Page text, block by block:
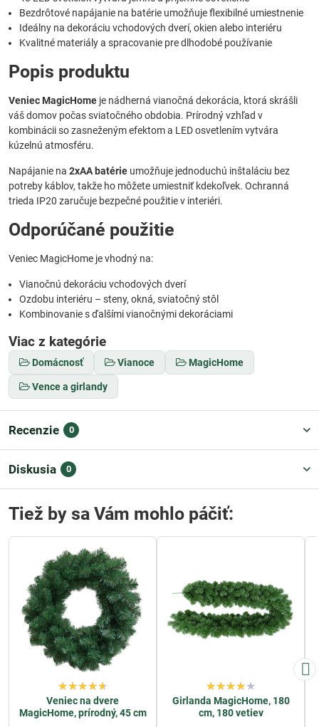
Bezdrôtové napájanie na batérie umožňuje flexibilné umiestnenie
Ideálny na dekoráciu vchodových dverí, okien alebo interiéru
Kvalitné materiály a spracovanie pre dlhodobé používanie
Popis produktu
Veniec MagicHome je nádherná vianočná dekorácia, ktorá skrášli
váš domov počas sviatočného obdobia. Prírodný vzhľad v
kombinácii so zasneženým efektom a LED osvetlením vytvára
kúzelnú atmosféru.
Napájanie na 2xAA batérie umožňuje jednoduchú inštaláciu bez
potreby káblov, takže ho môžete umiestniť kdekoľvek. Ochranná
trieda IP20 zaručuje bezpečné použitie v interiéri.
Odporúčané použitie
Veniec MagicHome je vhodný na:
Vianočnú dekoráciu vchodových dverí
Ozdobu interiéru – steny, okná, sviatočný stôl
Kombinovanie s ďalšími vianočnými dekoráciami
Viac z kategórie
Domácnosť Vianoce MagicHome
Vence a girlandy
Recenzie 0
Diskusia 0
Tiež by sa Vám mohlo páčiť:
Veniec na dvere
MagicHome, prírodný, 45 cm
Girlanda MagicHome, 180
cm, 180 vetiev